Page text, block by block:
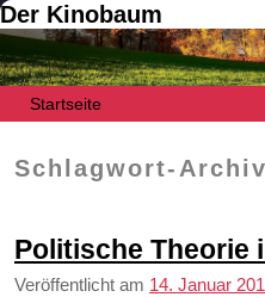
Der Kinobaum
Startseite
Schlagwort-
Politische Theorie
Veröffentlicht am 14. Januar